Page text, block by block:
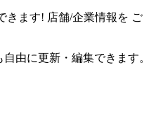
きます! 店舗/企業情報を ご
由に更新・編集できます。